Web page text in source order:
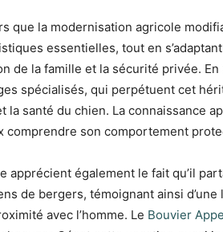
que la modernisation agricole
essentielles, tout en
de la famille et la sécurité privée. En
spécialisés, qui perpétuent cet
la santé du chien. La connaissance
comprendre son comportement
apprécient également le fait qu’il
de bergers, témoignant ainsi
avec l’homme. Le Bouvier